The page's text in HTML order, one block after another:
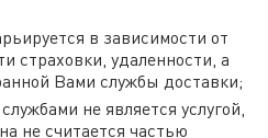
в зависимости от
страховки, удаленности, а
Вами службы доставки;
не является услугой,
не считается частью